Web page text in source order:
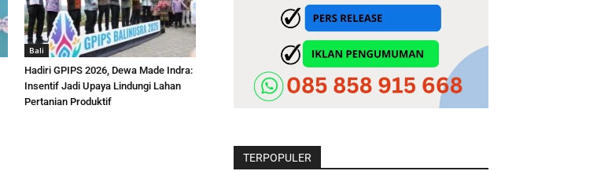
Bali
Hadiri GPIPS 2026, Dewa Made Indra:
Insentif Jadi Upaya Lindungi Lahan
Pertanian Produktif
TERPOPULER